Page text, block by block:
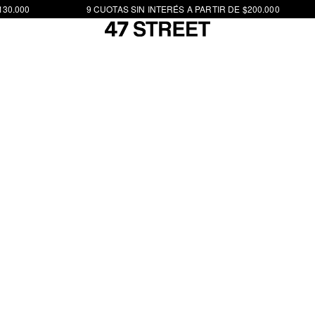
9 CUOTAS SIN INTERÉS A PARTIR DE $200.000